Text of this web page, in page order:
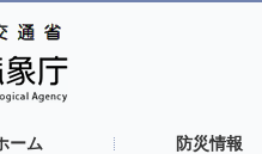
ーム 防災情報